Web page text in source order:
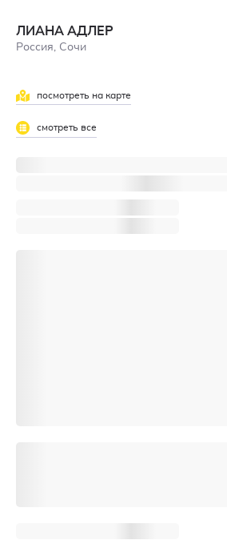
ЛИАНА АДЛЕР
Россия, Сочи
посмотреть на карте
смотреть все